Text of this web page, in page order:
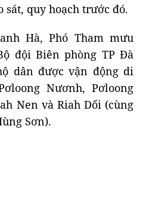
sát, quy hoạch trước đó.
Hà, Phó Tham mưu
đội Biên phòng TP Đà
dân được vận động di
Nươnh, Pơloong
Nen và Riah Dối (cùng
Sơn).